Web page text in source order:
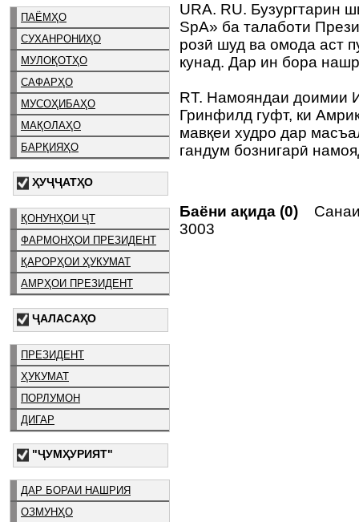
ПАЁМҲО
СУХАНРОНИҲО
МУЛОҚОТҲО
САФАРҲО
МУСОҲИБАҲО
МАҚОЛАҲО
БАРҚИЯҲО
ҲУҶҶАТҲО
ҚОНУНҲОИ ҶТ
ФАРМОНҲОИ ПРЕЗИДЕНТ
ҚАРОРҲОИ ҲУКУМАТ
АМРҲОИ ПРЕЗИДЕНТ
ҶАЛАСАҲО
ПРЕЗИДЕНТ
ҲУКУМАТ
ПОРЛУМОН
ДИГАР
"ҶУМҲУРИЯТ"
ДАР БОРАИ НАШРИЯ
ОЗМУНҲО
URA. RU. Бузургтарин
SpA» ба талаботи
розӣ шуд ва омода аст
кунад. Дар ин бора
RT. Намояндаи
Гринфилд гуфт, ки
мавқеи худро дар
гандум бознигарӣ
Баёни ақида (0)
3003